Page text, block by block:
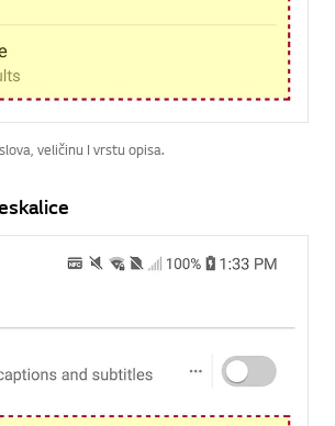
veličinu I vrstu opisa.